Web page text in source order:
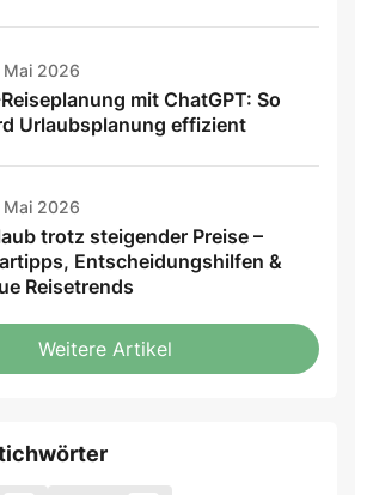
Mai 2026
mit ChatGPT: So
Urlaubsplanung effizient
Mai 2026
trotz steigender Preise –
Entscheidungshilfen &
Reisetrends
Weitere Artikel